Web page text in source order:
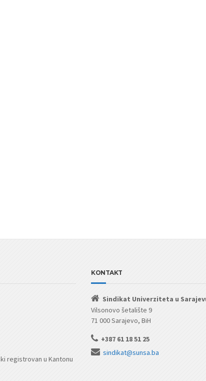
registrovan u Kantonu
KONTAKT
Sindikat Univerziteta u
Vilsonovo šetalište 9
71 000 Sarajevo, BiH
+387 61 18 51 25
sindikat@sunsa.ba